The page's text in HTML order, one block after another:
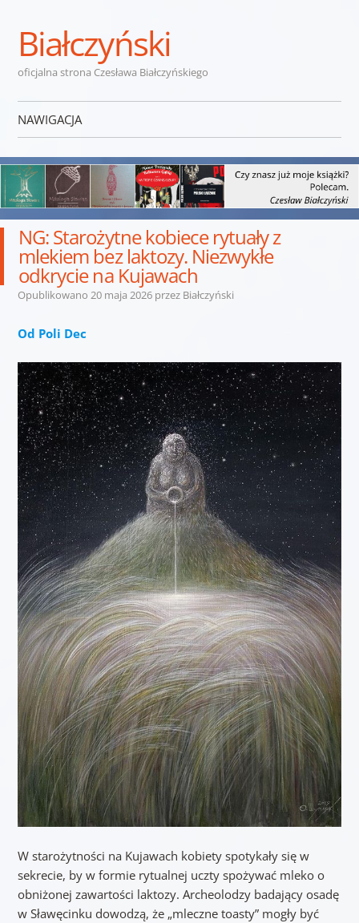
Białczyński
oficjalna strona Czesława Białczyńskiego
NAWIGACJA
NG: Starożytne kobiece rytuały z
mlekiem bez laktozy. Niezwykłe
odkrycie na Kujawach
Opublikowano 20 maja 2026przez Białczyński
Od Poli Dec
W starożytności na Kujawach kobiety spotykały się w
sekrecie, by w formie rytualnej uczty spożywać mleko o
obniżonej zawartości laktozy. Archeolodzy badający osadę
w Sławęcinku dowodzą, że „mleczne toasty” mogły być